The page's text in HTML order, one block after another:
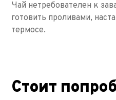
Чай нетребователен к
готовить проливами,
термосе.
Стоит